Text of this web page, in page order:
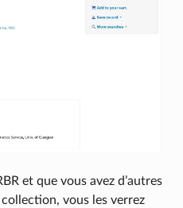
et que vous avez d’autres
vous les verrez